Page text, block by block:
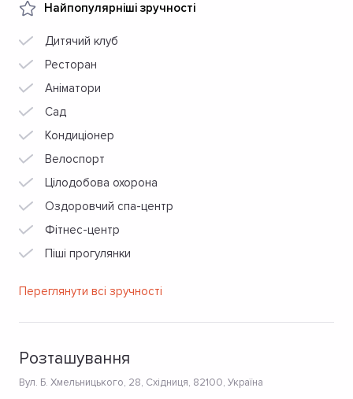
Найпопулярніші зручності
Дитячий клуб
Ресторан
Аніматори
Сад
Кондиціонер
Велоспорт
Цілодобова охорона
Оздоровчий спа-центр
Фітнес-центр
Піші прогулянки
Переглянути всі зручності
Розташування
Вул. Б. Хмельницького, 28, Східниця, 82100, Україна